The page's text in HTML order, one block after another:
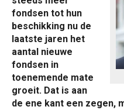
fondsen tot hun
beschikking nu de
laatste jaren het
aantal nieuwe
fondsen in
toenemende mate
groeit. Dat is aan
de ene kant een zegen,